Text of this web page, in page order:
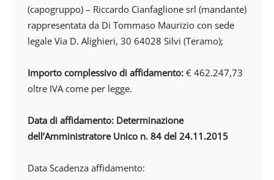
(capogruppo) – Riccardo Cianfaglione srl (mandante)
rappresentata da Di Tommaso Maurizio con sede
legale Via D. Alighieri, 30 64028 Silvi (Teramo);
Importo complessivo di affidamento: € 462.247,73
oltre IVA come per legge.
Data di affidamento: Determinazione
dell’Amministratore Unico n. 84 del 24.11.2015
Data Scadenza affidamento: